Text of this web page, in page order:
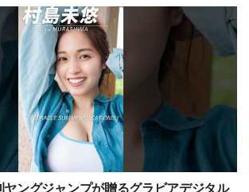
ヤングジャンプが贈るグラビアデジタル